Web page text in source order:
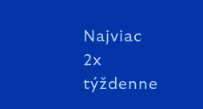
Najviac
2x
týždenne